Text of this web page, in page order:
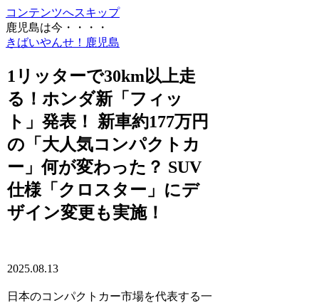
コンテンツへスキップ
鹿児島は今・・・・
きばいやんせ！鹿児島
1リッターで30km以上走
る！ホンダ新「フィッ
ト」発表！ 新車約177万円
の「大人気コンパクトカ
ー」何が変わった？ SUV
仕様「クロスター」にデ
ザイン変更も実施！
2025.08.13
日本のコンパクトカー市場を代表する一